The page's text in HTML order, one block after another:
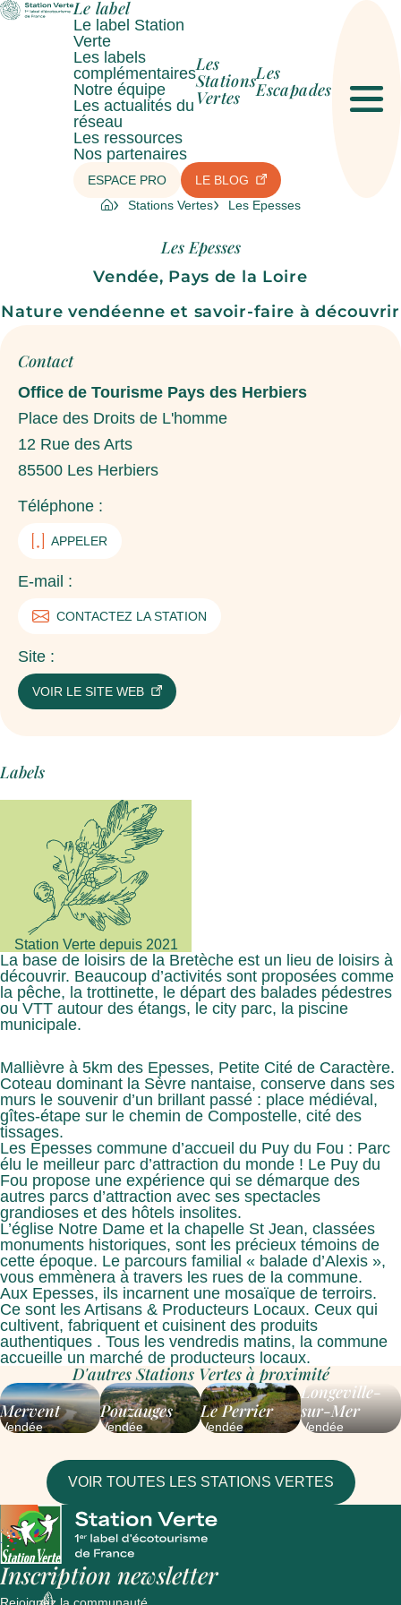
Le label
Le label Station
Verte
Les labels
complémentaires
Notre équipe
Les actualités du
réseau
Les ressources
Nos partenaires
Les
Stations
Vertes
Les
Escapades
ESPACE PRO LE BLOG
Stations Vertes Les Epesses
Les Epesses
Vendée, Pays de la Loire
Nature vendéenne et savoir-faire à découvrir
Contact
Office de Tourisme Pays des Herbiers
Place des Droits de L'homme
12 Rue des Arts
85500 Les Herbiers
Téléphone :
APPELER
E-mail :
CONTACTEZ LA STATION
Site :
VOIR LE SITE WEB
Labels
Station Verte depuis 2021
La base de loisirs de la Bretèche est un lieu de loisirs à
découvrir. Beaucoup d’activités sont proposées comme
la pêche, la trottinette, le départ des balades pédestres
ou VTT autour des étangs, le city parc, la piscine
municipale.
Mallièvre à 5km des Epesses, Petite Cité de Caractère.
Coteau dominant la Sèvre nantaise, conserve dans ses
murs le souvenir d’un brillant passé : place médiéval,
gîtes-étape sur le chemin de Compostelle, cité des
tissages.
Les Epesses commune d’accueil du Puy du Fou : Parc
élu le meilleur parc d’attraction du monde ! Le Puy du
Fou propose une expérience qui se démarque des
autres parcs d’attraction avec ses spectacles
grandioses et des hôtels insolites.
L’église Notre Dame et la chapelle St Jean, classées
monuments historiques, sont les précieux témoins de
cette époque. Le parcours familial « balade d’Alexis »,
vous emmènera à travers les rues de la commune.
Aux Epesses, ils incarnent une mosaïque de terroirs.
Ce sont les Artisans & Producteurs Locaux. Ceux qui
cultivent, fabriquent et cuisinent des produits
authentiques . Tous les vendredis matins, la commune
accueille un marché de producteurs locaux.
D'autres Stations Vertes à proximité
Mervent
Vendée
Pouzauges
Vendée
Le Perrier
Vendée
Longeville-
sur-Mer
Vendée
VOIR TOUTES LES STATIONS VERTES
Inscription newsletter